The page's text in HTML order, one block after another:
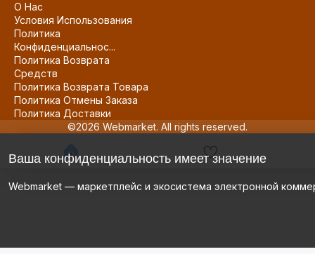
О Нас
Условия Использования
Политика
Конфиденциальнос...
Политика Возврата
Средств
Политика Возврата Товара
Политика Отмены Заказа
Политика Доставки
©2026 Webmarket. All rights reserved.
Ваша конфиденциальность имеет значение
Webmarket — маркетплейс и экосистема электронной